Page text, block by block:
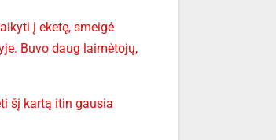
į eketę, smeigė
Buvo daug laimėtojų,
šį kartą itin gausia